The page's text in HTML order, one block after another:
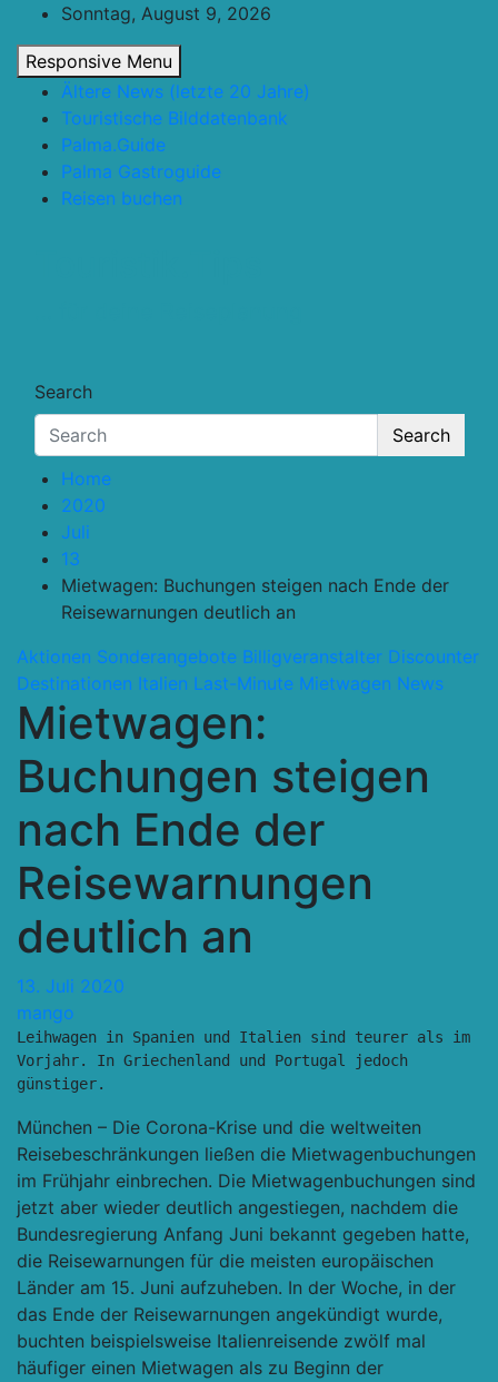
content
Sonntag, August 9, 2026
Responsive Menu
Ältere News (letzte 20 Jahre)
Touristische Bilddatenbank
Palma.Guide
Palma Gastroguide
Reisen buchen
Search
Search
Home
2020
Juli
13
Mietwagen: Buchungen steigen nach Ende der
Reisewarnungen deutlich an
Aktionen Sonderangebote Billigveranstalter Discounter
Destinationen Italien Last-Minute Mietwagen News
Mietwagen:
Buchungen steigen
nach Ende der
Reisewarnungen
deutlich an
13. Juli 2020
mango
Leihwagen in Spanien und Italien sind teurer als im
Vorjahr. In Griechenland und Portugal jedoch
günstiger.
München – Die Corona-Krise und die weltweiten
Reisebeschränkungen ließen die Mietwagenbuchungen
im Frühjahr einbrechen. Die Mietwagenbuchungen sind
jetzt aber wieder deutlich angestiegen, nachdem die
Bundesregierung Anfang Juni bekannt gegeben hatte,
die Reisewarnungen für die meisten europäischen
Länder am 15. Juni aufzuheben. In der Woche, in der
das Ende der Reisewarnungen angekündigt wurde,
buchten beispielsweise Italienreisende zwölf mal
häufiger einen Mietwagen als zu Beginn der